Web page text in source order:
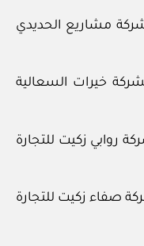
مشاريع الحديدي
خيرات السعالية
روابي زكيت للتجارة
صفاء زكيت للتجارة